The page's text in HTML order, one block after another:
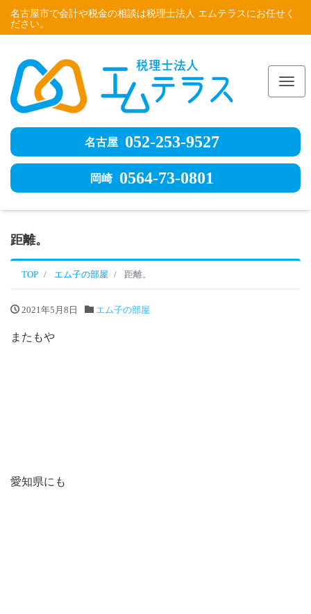
名古屋市で会計や税金の相談は税理士法人 エムテラスにお任せく
ださい。
名古屋 052-253-9527
岡崎 0564-73-0801
距離。
TOP エム子の部屋 距離。
2021年5月8日 エム子の部屋
またもや
愛知県にも